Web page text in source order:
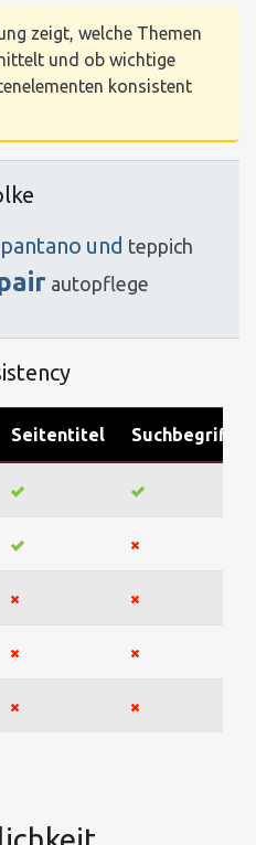
zeigt, welche Themen
und ob wichtige
konsistent
pantano und teppich
autopflege
Seitentitel Suchbegriffe